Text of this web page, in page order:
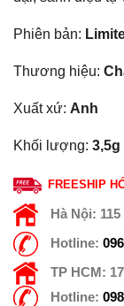
Phiên bản:
Thương hiệu:
Xuất xứ: Anh
Khối lượng: 3,5g
FREESHIP
Hà Nội:
Hotline:
TP HCM:
Hotline: